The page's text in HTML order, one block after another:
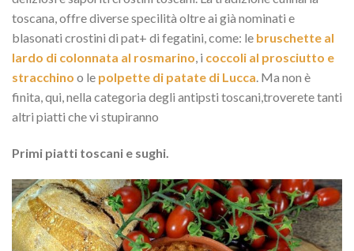
toscana, offre diverse specilità oltre ai già nominati e
blasonati crostini di pat+ di fegatini, come: le bruschette al
lardo di colonnata al rosmarino, i coccoli al prosciutto e
stracchino o le polpette di patate di Lucca. Ma non è
finita, qui, nella categoria degli antipsti toscani,troverete tanti
altri piatti che vi stupiranno
Primi piatti toscani e sughi.